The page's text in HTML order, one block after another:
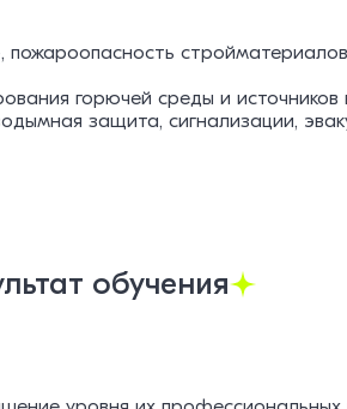
горючей среды и источников
защита, сигнализации,
обучения